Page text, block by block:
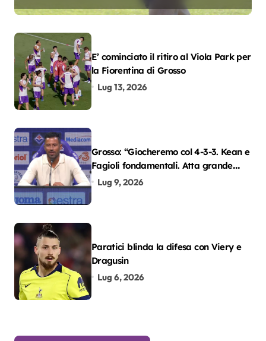
E’ cominciato il ritiro al Viola Park per
la Fiorentina di Grosso
Lug 13, 2026
Grosso: “Giocheremo col 4-3-3. Kean e
Fagioli fondamentali. Atta grande
colpo”
Lug 9, 2026
Paratici blinda la difesa con Viery e
Dragusin
Lug 6, 2026